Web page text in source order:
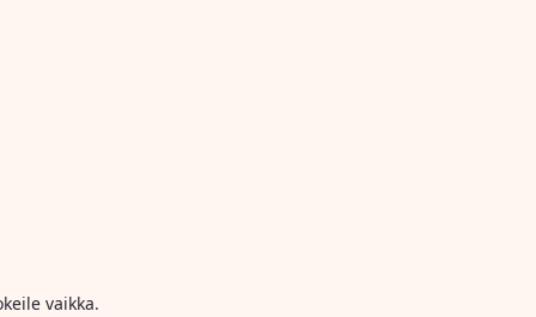
vaikka.